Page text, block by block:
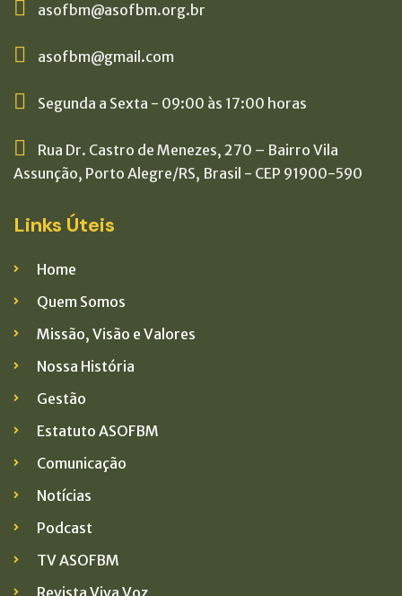
asofbm@asofbm.org.br
asofbm@gmail.com
Segunda a Sexta - 09:00 às 17:00 horas
Rua Dr. Castro de Menezes, 270 – Bairro Vila
Assunção, Porto Alegre/RS, Brasil - CEP 91900-590
Links Úteis
Home
Quem Somos
Missão, Visão e Valores
Nossa História
Gestão
Estatuto ASOFBM
Comunicação
Notícias
Podcast
TV ASOFBM
Revista Viva Voz